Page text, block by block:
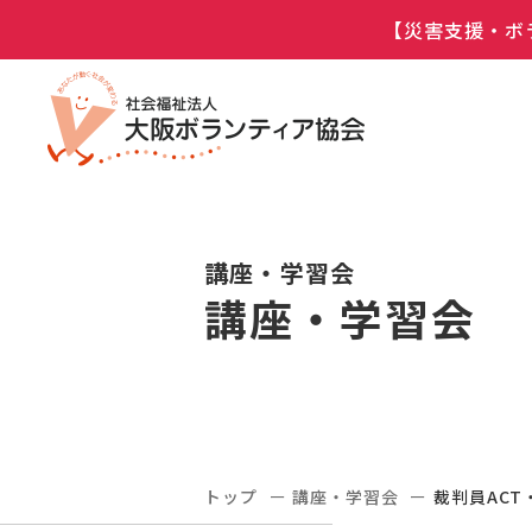
【災害支援・
講座・学習会
講座・学習会
トップ 講座・学習会 裁判員ACT